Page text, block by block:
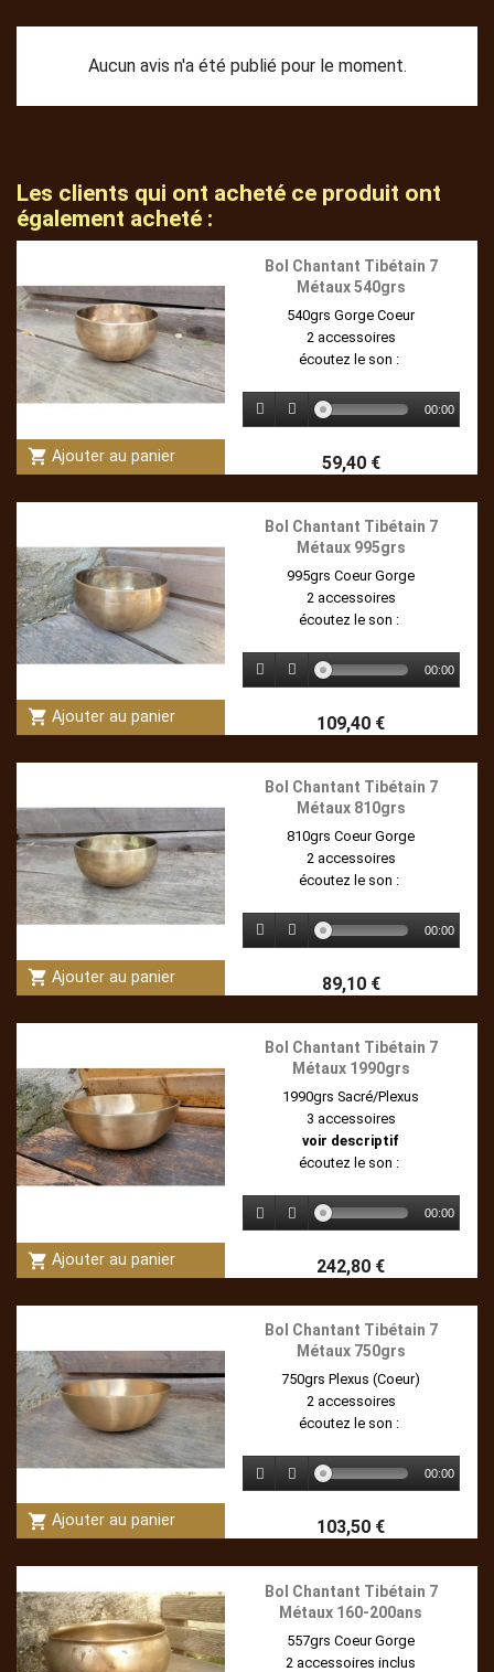
Aucun avis n'a été publié pour le moment.
Les clients qui ont acheté ce produit ont
également acheté :
shopping_cart Ajouter au panier
Bol Chantant Tibétain 7
Métaux 540grs
540grs Gorge Coeur
2 accessoires
écoutez le son :
00:00
59,40 €
shopping_cart Ajouter au panier
Bol Chantant Tibétain 7
Métaux 995grs
995grs Coeur Gorge
2 accessoires
écoutez le son :
00:00
109,40 €
shopping_cart Ajouter au panier
Bol Chantant Tibétain 7
Métaux 810grs
810grs Coeur Gorge
2 accessoires
écoutez le son :
00:00
89,10 €
shopping_cart Ajouter au panier
Bol Chantant Tibétain 7
Métaux 1990grs
1990grs Sacré/Plexus
3 accessoires
voir descriptif
écoutez le son :
00:00
242,80 €
shopping_cart Ajouter au panier
Bol Chantant Tibétain 7
Métaux 750grs
750grs Plexus (Coeur)
2 accessoires
écoutez le son :
00:00
103,50 €
Bol Chantant Tibétain 7
Métaux 160-200ans
557grs Coeur Gorge
2 accessoires inclus